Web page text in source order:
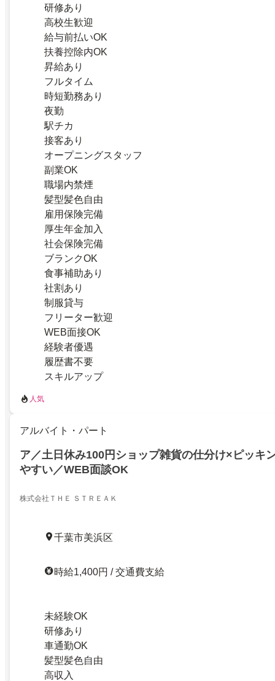
研修あり
高校生歓迎
給与前払いOK
扶養控除内OK
昇給あり
フルタイム
時短勤務あり
夜勤
駅チカ
接客あり
オープニングスタッフ
副業OK
職場内禁煙
髪型髪色自由
雇用保険完備
厚生年金加入
社会保険完備
ブランクOK
食事補助あり
社割あり
制服貸与
フリーター歓迎
WEB面接OK
経験者優遇
履歴書不要
スキルアップ
人気
アルバイト・パート
ア／土日休み100円ショップ雑貨の仕分け×ピッキ
やすい／WEB面談OK
株式会社ＴＨＥ ＳＴＲＥＡＫ
千葉市美浜区
時給1,400円 / 交通費支給
未経験OK
研修あり
車通勤OK
髪型髪色自由
高収入